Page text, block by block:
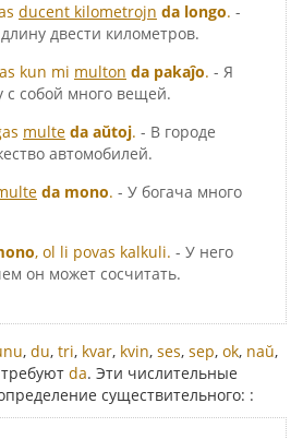
ducent kilometrojn da longo. -
двести километров.
kun mi multon da pakaĵo. - Я
с собой много вещей.
multe da aŭtoj. - В городе
автомобилей.
da mono. - У богача много
, ol li povas kalkuli. - У него
он может сосчитать.
, du, tri, kvar, kvin, ses, sep, ok, naŭ,
da. Эти числительные
существительного: :